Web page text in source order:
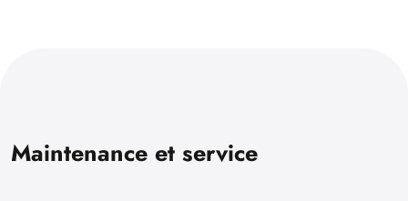
Maintenance et service